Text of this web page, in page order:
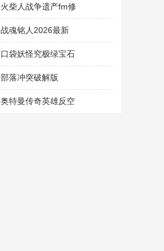
版
版2023最新版
火柴人战争遗产fm修
改器破解版(Stick
War: Legacy)
战魂铭人2026最新
破解版
口袋妖怪究极绿宝石
5.4内置修改器版
2022
部落冲突破解版
2025年最新版(Null’s
奥特曼传奇英雄反空